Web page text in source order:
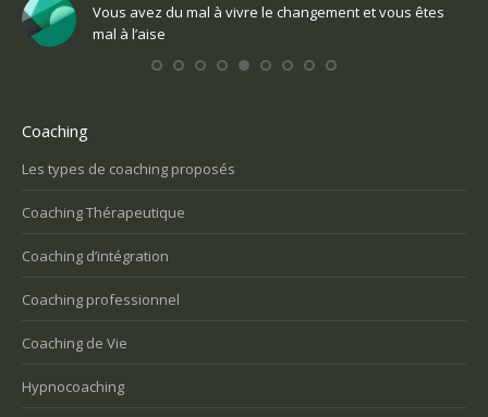
Vous avez du mal à vivre le changement et vous êtes
mal à l’aise
Coaching
Les types de coaching proposés
Coaching Thérapeutique
Coaching d’intégration
Coaching professionnel
Coaching de Vie
Hypnocoaching